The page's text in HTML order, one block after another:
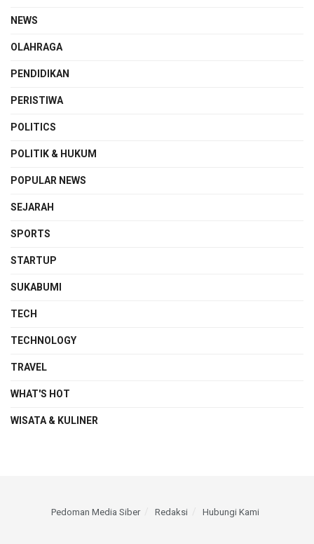
NEWS
OLAHRAGA
PENDIDIKAN
PERISTIWA
POLITICS
POLITIK & HUKUM
POPULAR NEWS
SEJARAH
SPORTS
STARTUP
SUKABUMI
TECH
TECHNOLOGY
TRAVEL
WHAT'S HOT
WISATA & KULINER
Pedoman Media Siber Redaksi Hubungi Kami